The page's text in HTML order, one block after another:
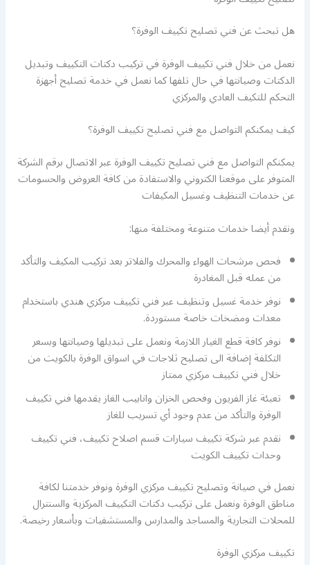
هل تبحث عن فني تصليح تكييف الوفرة؟
نعمل من خلال فني تكييف الوفرة في تركيب دكتات التكييف وتبديل
الدكتات وصيانتها في حال تلفها كما نعمل في خدمة تصليح أجهزة
التحكم للتكيف العادي والمركزي
كيف يمكنكم التواصل مع فني تصليح تكييف الوفرة؟
يمكنكم التواصل مع فني تصليح تكييف الوفرة عبر الاتصال برقم الشركة
المتوفر على موقعنا الكتروني والاستفادة من كافة العروض والحسومات
عن خدمات التنظيف وغسيل المكيفات
ونقدم أيضا خدمات متنوعة ومختلفة منها:
فحص مرشحات الهواء والمحرك والفلاتر بعد تركيب المكيف والتأكد
من عمله قبل المغادرة
نوفر خدمة غسيل وتنظيف عبر فني تكييف مركزي هندي باستخدام
معدات ومضخات خاصة مستوردة.
نوفر كافة قطع الغيار اللازمة ونعمل على تبديلها وصيانتها وبسعر
التكلفة إضافة الى تصليح ثلاجات في اسواق الوفرة بالكويت من
خلال فني تكييف مركزي ممتاز
تعبئة غاز الفريون وفحص الخزان وانابيب الغاز يقدمها فني تكييف
الوفرة والتأكد من عدم وجود أي تسريب للغاز
نقدم عبر شركة تكييف سيارات قسم اصلاح تكييف، فني تكييف
وحدات تكييف الكويت
نعمل في صيانة وتصليح تكييف مركزي الوفرة ونوفر خدمتنا لكافة
مناطق الوفرة ونعمل على تركيب دكتات التكييف المركزية والسنترال
للمحلات التجارية والمساجد والمدارس والمستشفيات وبأسعار رخيصة.
تكييف مركزي الوفرة